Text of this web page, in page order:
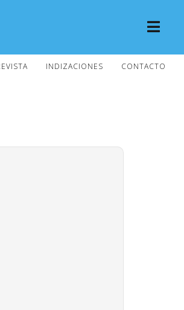
INDIZACIONES CONTACTO